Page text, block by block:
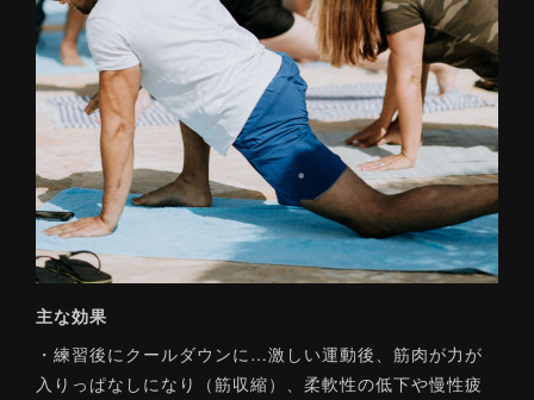
主な効果
・練習後にクールダウンに…激しい運動後、筋肉が力が
入りっぱなしになり（筋収縮）、柔軟性の低下や慢性疲